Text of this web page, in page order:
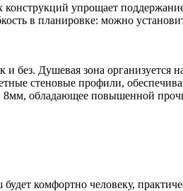
упрощает
в планировке: можно
без. Душевая зона организуется
стеновые профили,
8мм, обладающее повышенной
комфортно человеку,